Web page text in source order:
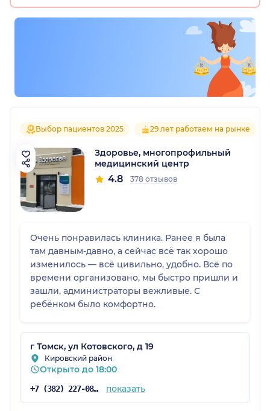
Выбор пациентов 2025 29 лет работаем на рынке
Здоровье, многопрофильный
медицинский центр
4.8 378 отзывов
Очень понравилась клиника. Ранее я была
там давным-давно, а сейчас всё так хорошо
изменилось — всё цивильно, удобно. Всё по
времени организовано, мы быстро пришли и
зашли, администраторы вежливые. С
ребёнком было комфортно.
г Томск, ул Котовского, д 19
Кировский район
Открыто до 18:00
+7 (382) 227-08-64 показать